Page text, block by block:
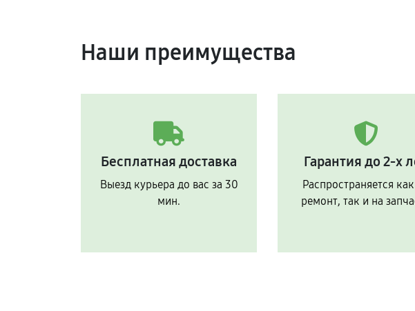
Наши преимущества
Бесплатная доставка
Выезд курьера до вас за 30
мин.
Гарантия до 2-х
Распространяется
ремонт, так и на